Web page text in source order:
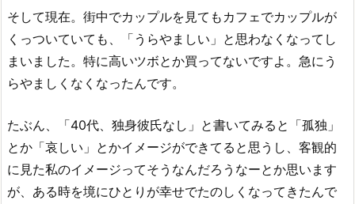
そして現在。街中でカップルを見てもカフェでカップルが
くっついていても、「うらやましい」と思わなくなってし
まいました。特に高いツボとか買ってないですよ。急にう
らやましくなくなったんです。
たぶん、「40代、独身彼氏なし」と書いてみると「孤独」
とか「哀しい」とかイメージができてると思うし、客観的
に見た私のイメージってそうなんだろうなーとか思います
が、ある時を境にひとりが幸せでたのしくなってきたんで